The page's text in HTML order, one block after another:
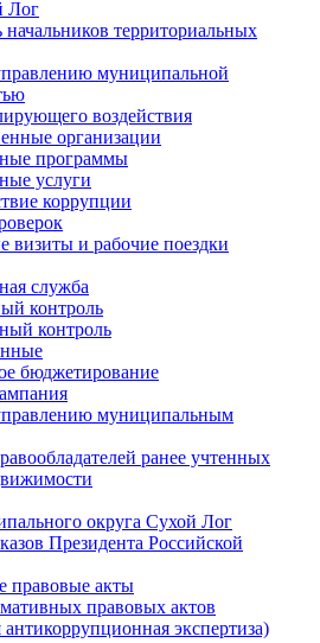
Лог
начальников территориальных
муниципальной
воздействия
организации
программы
услуги
коррупции
визиты и рабочие поездки
служба
контроль
контроль
бюджетирование
муниципальным
ранее учтенных
округа Сухой Лог
Президента Российской
правовые акты
правовых актов
антикоррупционная экспертиза)